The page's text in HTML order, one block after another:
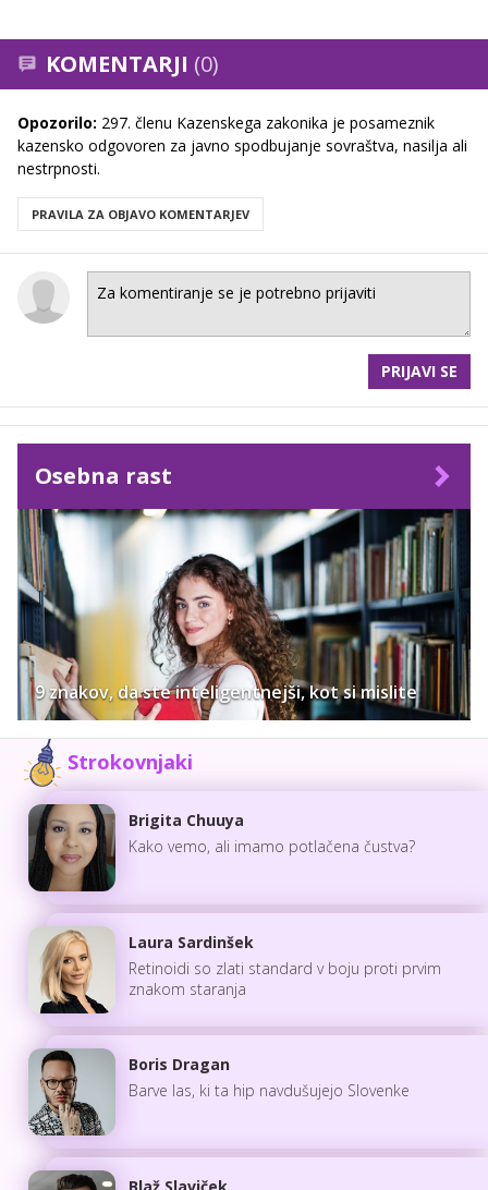
KOMENTARJI (0)
Opozorilo: 297. členu Kazenskega zakonika je posameznik
kazensko odgovoren za javno spodbujanje sovraštva, nasilja ali
nestrpnosti.
PRAVILA ZA OBJAVO KOMENTARJEV
PRIJAVI SE
Osebna rast
9 znakov, da ste inteligentnejši, kot si mislite
Strokovnjaki
Brigita Chuuya
Kako vemo, ali imamo potlačena čustva?
Laura Sardinšek
Retinoidi so zlati standard v boju proti prvim
znakom staranja
Boris Dragan
Barve las, ki ta hip navdušujejo Slovenke